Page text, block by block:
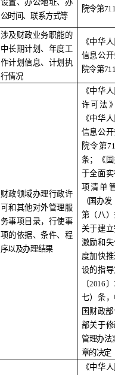
设置、办公地址、办
公时间、联系方式等
院令第
涉及财政业务职能的
中长期计划、年度工
作计划信息、计划执
行情况
《中华
信息公
院令第
财政领域办理行政许
可和其他对外管理服
务事项目录，行使事
项的依据、条件、程
序以及办理结果
《中华
许可法
《中华
信息公
院令第
条；《
于全面
项清单
（国办发
第（八
关于建
激励和
度加快
设的指
〔2016 〕
七）条
国财政
部关于
管理办法
章的决定
《中华